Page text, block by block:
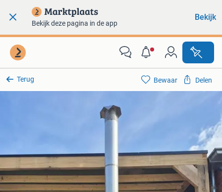
Bekijk deze pagina in de app
Bekijk
Terug Bewaar Delen